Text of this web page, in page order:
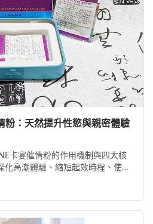
粉：天然提升性慾與親密體驗
卡宴催情粉的作用機制與四大核
化高潮體驗、縮短起效時程、使用